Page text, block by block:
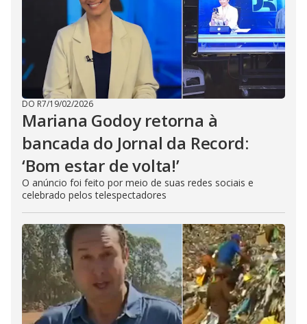
DO R7/19/02/2026
Mariana Godoy retorna à
bancada do Jornal da Record:
‘Bom estar de volta!’
O anúncio foi feito por meio de suas redes sociais e
celebrado pelos telespectadores